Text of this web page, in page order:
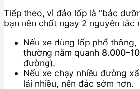
Tiếp theo, vì đảo lốp là “bảo
bạn nên chốt ngay 2 nguyên tắc
Nếu xe dùng lốp phổ thông,
thường nằm quanh
đường).
Nếu xe chạy nhiều đường
lái nhiều, nên đảo sớm hơn.